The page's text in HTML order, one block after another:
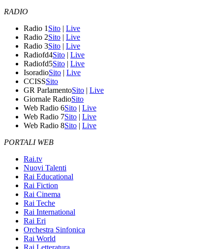
RADIO
Radio 1 Sito | Live
Radio 2Sito | Live
Radio 3Sito | Live
Radiofd4Sito | Live
Radiofd5Sito | Live
IsoradioSito | Live
CCISSSito
GR ParlamentoSito | Live
Giornale RadioSito
Web Radio 6Sito | Live
Web Radio 7Sito | Live
Web Radio 8Sito | Live
PORTALI WEB
Rai.tv
Nuovi Talenti
Rai Educational
Rai Fiction
Rai Cinema
Rai Teche
Rai International
Rai Eri
Orchestra Sinfonica
Rai World
Rai Letteratura